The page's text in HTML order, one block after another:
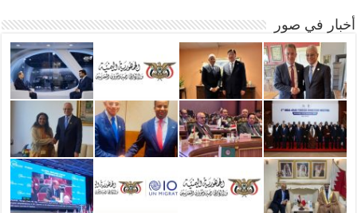
أخبار في صور